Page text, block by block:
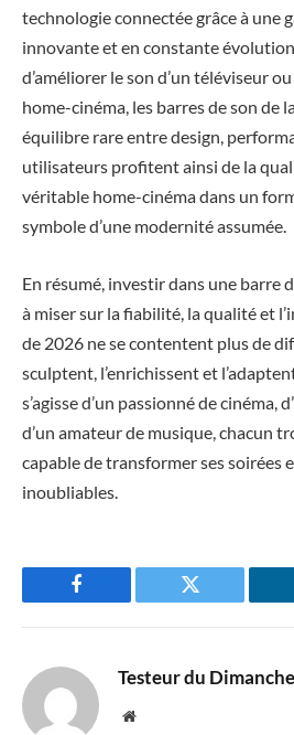
technologie connectée grâce à une
innovante et en constante évolution.
d’améliorer le son d’un téléviseur
home-cinéma, les barres de son de
équilibre rare entre design,
utilisateurs profitent ainsi de la
véritable home-cinéma dans un
symbole d’une modernité assumée.
En résumé, investir dans une barre
à miser sur la fiabilité, la qualité et
de 2026 ne se contentent plus de
sculptent, l’enrichissent et
s’agisse d’un passionné de cinéma,
d’un amateur de musique, chacun
capable de transformer ses soirées
inoubliables.
Facebook Twitter
Testeur du Dimanche
Website